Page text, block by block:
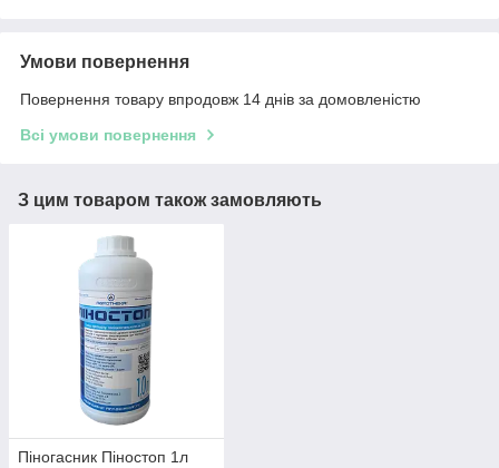
Умови повернення
Повернення товару впродовж 14 днів за домовленістю
Всі умови повернення
З цим товаром також замовляють
Піногасник Піностоп 1л